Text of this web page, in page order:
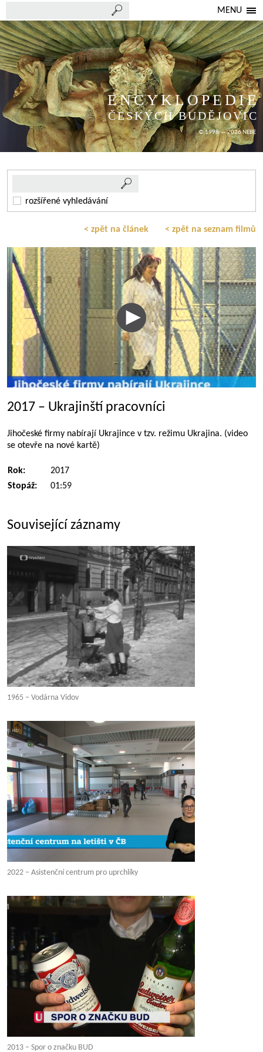
MENU
ENCYKLOPEDIE
ČESKÝCH BUDĚJOVIC
© 1998 — 2026 NEBE
rozšířené vyhledávání
< zpět na článek < zpět na seznam filmů
2017 – Ukrajinští pracovníci
Jihočeské firmy nabírají Ukrajince v tzv. režimu Ukrajina. (video
se otevře na nové kartě)
Rok:
2017
Stopáž:
01:59
Související záznamy
1965 – Vodárna Vidov
2022 – Asistenční centrum pro uprchlíky
2013 – Spor o značku BUD